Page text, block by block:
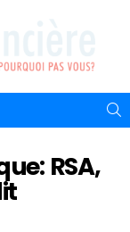
RSA,